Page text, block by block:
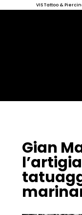
VIS Tattoo &
Gian